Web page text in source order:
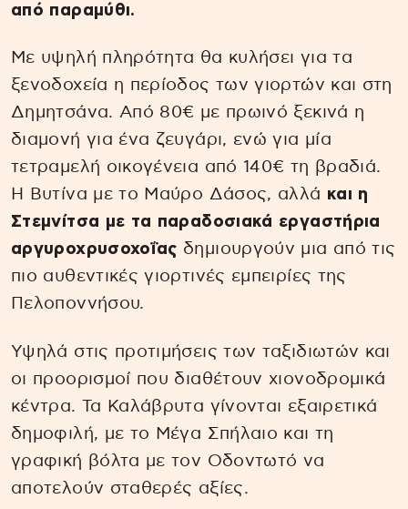
από παραμύθι.
Με υψηλή πληρότητα θα κυλήσει για τα
ξενοδοχεία η περίοδος των γιορτών και στη
Δημητσάνα. Από 80€ με πρωινό ξεκινά η
διαμονή για ένα ζευγάρι, ενώ για μία
τετραμελή οικογένεια από 140€ τη βραδιά.
Η Βυτίνα με το Μαύρο Δάσος, αλλά και η
Στεμνίτσα με τα παραδοσιακά εργαστήρια
αργυροχρυσοχοΐας δημιουργούν μια από τις
πιο αυθεντικές γιορτινές εμπειρίες της
Πελοποννήσου.
Υψηλά στις προτιμήσεις των ταξιδιωτών και
οι προορισμοί που διαθέτουν χιονοδρομικά
κέντρα. Τα Καλάβρυτα γίνονται εξαιρετικά
δημοφιλή, με το Μέγα Σπήλαιο και τη
γραφική βόλτα με τον Οδοντωτό να
αποτελούν σταθερές αξίες.